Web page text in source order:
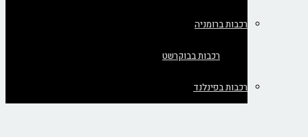
רכבות ברומניה
רכבות בבוקרשט
רכבות בפינלנד